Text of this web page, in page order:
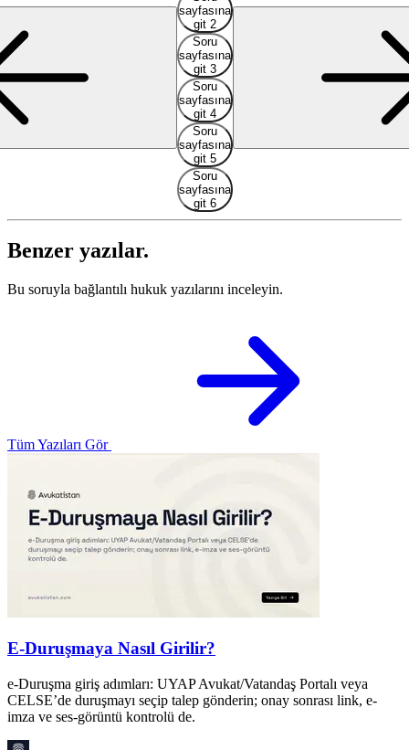
sayfasına
git 2
Soru
sayfasına
git 3
Soru
sayfasına
git 4
Soru
sayfasına
git 5
Soru
sayfasına
git 6
Benzer yazılar.
Bu soruyla bağlantılı hukuk yazılarını inceleyin.
Tüm Yazıları Gör
E-Duruşmaya Nasıl Girilir?
e-Duruşma giriş adımları: UYAP Avukat/Vatandaş Portalı veya
CELSE’de duruşmayı seçip talep gönderin; onay sonrası link, e-
imza ve ses-görüntü kontrolü de.